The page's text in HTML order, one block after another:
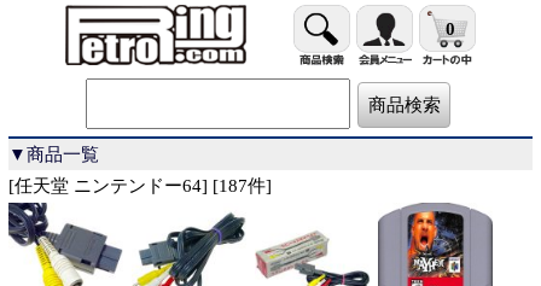
0
▼商品一覧
[任天堂 ニンテンドー64] [187件]